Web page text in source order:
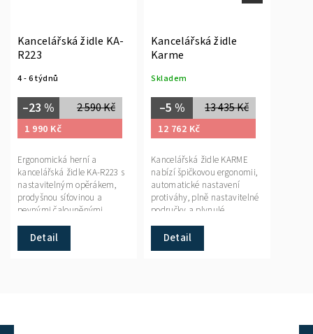
Kancelářská židle KA-
R223
4 - 6 týdnů
2 590 Kč
–23 %
1 990 Kč
Detail
Ergonomická herní a
kancelářská židle KA-R223 s
nastavitelným opěrákem,
prodyšnou síťovinou a
pevnými čalouněnými
područkami. Stabilní
konstrukce, pohodlné sezení
a nosnost 120 kg.
Kancelářská židle
Karme
Skladem
13 435 Kč
–5 %
12 762 Kč
Detail
Kancelářská židle KARME
nabízí špičkovou ergonomii,
automatické nastavení
protiváhy, plně nastavitelné
područky a plynulé
nastavení hloubky sedáku
pro maximální pohodlí při
práci.